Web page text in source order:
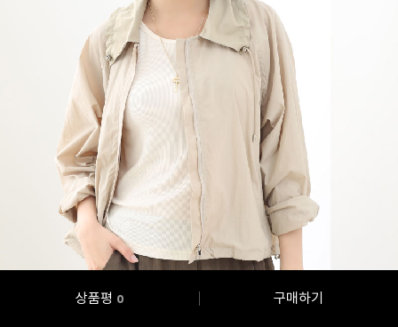
상품평 0 구매하기